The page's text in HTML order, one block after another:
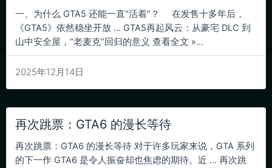
2025年12月14日
一、为什么 GTA5 还能一直“活着”？ 在发售十多年后，
《GTA5》依然稳坐开放 … GTA5再起风云：从豪宅 DLC 到
山中安全屋，“老麦克”回归的意义 查看全文 »...
再次跳票：GTA6 的漫长等待
再次跳票：GTA6 的漫长等待 对于许多玩家来说，GTA 系列
的下一作 GTA6 是令人振奋却也焦虑的期待。近 … 再次跳